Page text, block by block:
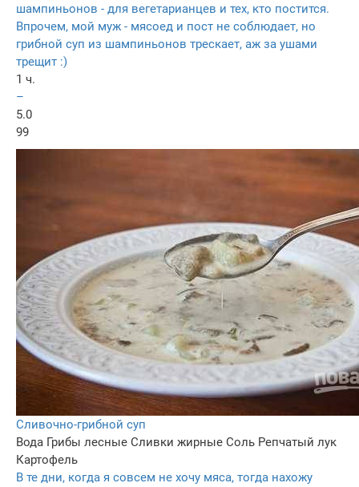
шампиньонов - для вегетарианцев и тех, кто постится.
Впрочем, мой муж - мясоед и пост не соблюдает, но
грибной суп из шампиньонов трескает, аж за ушами
трещит :)
1 ч.
–
5.0
99
Сливочно-грибной суп
Вода Грибы лесные Сливки жирные Соль Репчатый лук
Картофель
В те дни, когда я совсем не хочу мяса, тогда нахожу